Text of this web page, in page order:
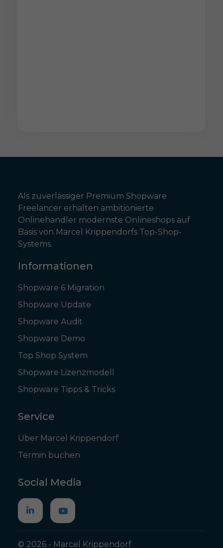
Als zuverlässiger Premium Shopware
Freelancer erhalten ambitionierte
Onlinehändler modernste Onlineshops auf
Basis von Marcel Krippendorfs Top-Shop-
Systems.
Informationen
Shopware 6 Migration
Shopware Update
Shopware Audit
Shopware Demo
Top Shop System
Shopware Lizenzmodell
Shopware Tipps & Tricks
Service
Über Marcel Krippendorf
Termin buchen
Social Media
© 2026 - Marcel Krippendorf